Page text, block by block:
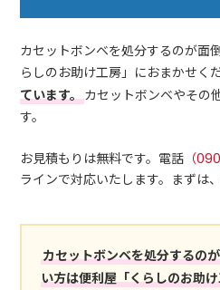
カセットボンベを処分するのが面
らしのお助け工房」におまかせく
ています。カセットボンベやその
す。
お見積もりは無料です。電話 （
ラインで対応いたします。まずは
カセットボンベを処分するの
い方は便利屋「くらしのお助